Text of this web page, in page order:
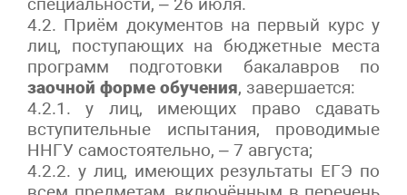
4.2. Приём документов на первый курс у
лиц, поступающих на бюджетные места
программ подготовки бакалавров по
заочной форме обучения, завершается:
4.2.1. у лиц, имеющих право сдавать
вступительные испытания, проводимые
ННГУ самостоятельно, – 7 августа;
4.2.2. у лиц, имеющих результаты ЕГЭ по